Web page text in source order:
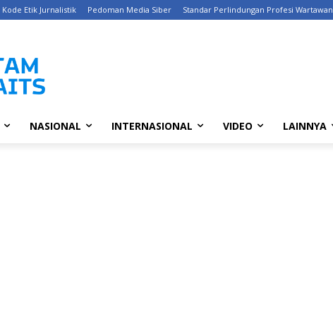
Kode Etik Jurnalistik Pedoman Media Siber Standar Perlindungan Profesi Wartawan
NASIONAL INTERNASIONAL VIDEO LAINNYA